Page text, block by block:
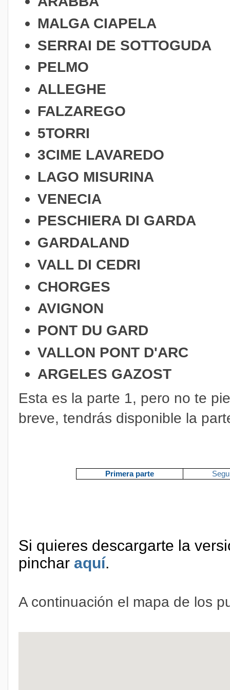
MALGA CIAPELA
SERRAI DE SOTTOGUDA
PELMO
ALLEGHE
FALZAREGO
5TORRI
3CIME LAVAREDO
LAGO MISURINA
VENECIA
PESCHIERA DI GARDA
GARDALAND
VALL DI CEDRI
CHORGES
AVIGNON
PONT DU GARD
VALLON PONT D'ARC
ARGELES GAZOST
Esta es la parte 1, pero no te
breve, tendrás disponible la
Primera parte
Si quieres descargarte la
pinchar aquí.
A continuación el mapa de los